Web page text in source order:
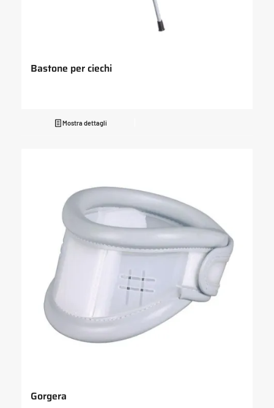
Bastone per ciechi
Mostra dettagli
Gorgera